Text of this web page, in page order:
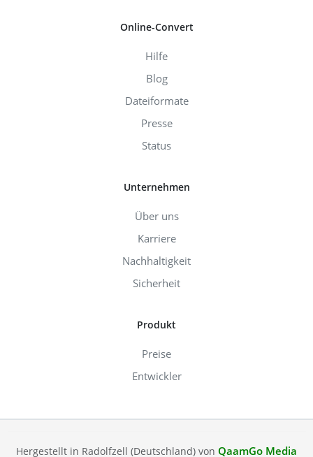
Online-Convert
Hilfe
Blog
Dateiformate
Presse
Status
Unternehmen
Über uns
Karriere
Nachhaltigkeit
Sicherheit
Produkt
Preise
Entwickler
Hergestellt in Radolfzell (Deutschland) von QaamGo Media